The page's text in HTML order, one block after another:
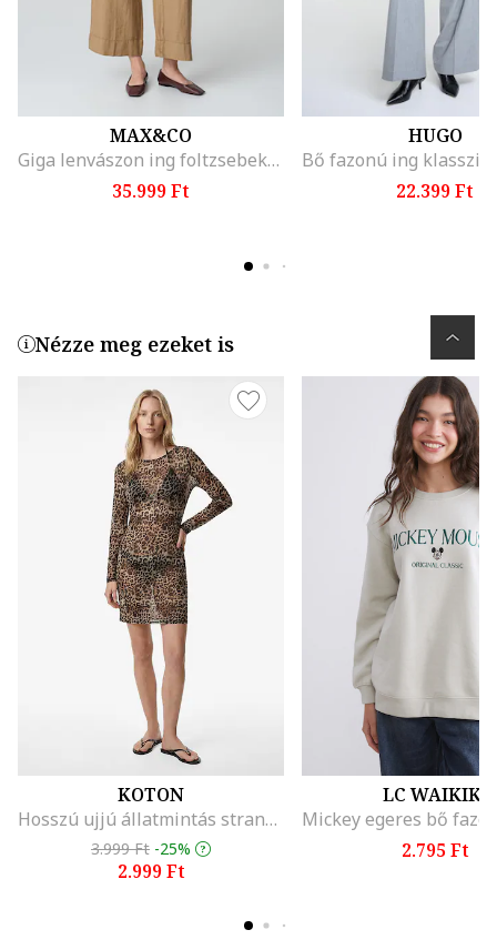
MAX&CO
Giga lenvászon ing foltzsebekkel, Karamellbarna
35.999 Ft
HUGO
22.399 Ft
Nézze meg ezeket is
KOTON
Hosszú ujjú állatmintás strandruha, Barna/Bézs
3.999 Ft -25%
2.999 Ft
LC WAIKIKI
2.795 Ft